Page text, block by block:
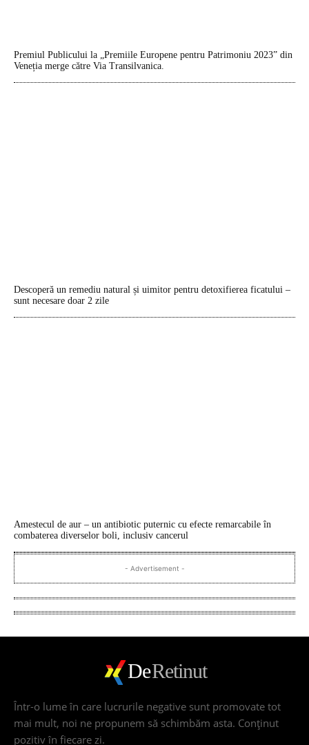
Premiul Publicului la „Premiile Europene pentru Patrimoniu 2023” din
Veneția merge către Via Transilvanica.
Descoperă un remediu natural și uimitor pentru detoxifierea ficatului –
sunt necesare doar 2 zile
Amestecul de aur – un antibiotic puternic cu efecte remarcabile în
combaterea diverselor boli, inclusiv cancerul
- Advertisement -
DeRetinut
Într-o lume în care lucrurile negative sunt promovate tot
mai mult, noi ne propunem să schimbăm asta. Conţinut
pozitiv în fiecare zi.